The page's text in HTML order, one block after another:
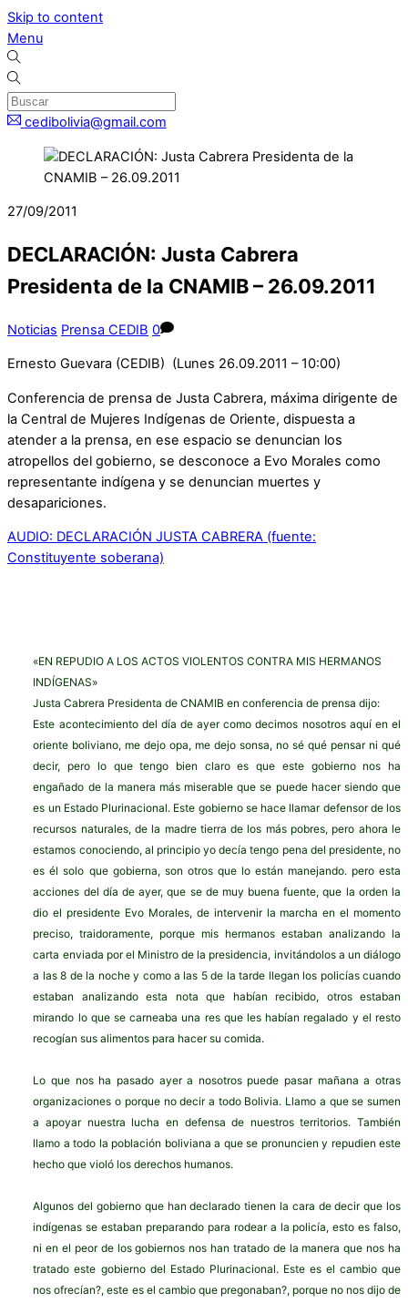
Skip to content
Menu
cedibolivia@gmail.com
27/09/2011
DECLARACIÓN: Justa Cabrera
Presidenta de la CNAMIB – 26.09.2011
Noticias Prensa CEDIB 0
Ernesto Guevara (CEDIB) (Lunes 26.09.2011 – 10:00)
Conferencia de prensa de Justa Cabrera, máxima dirigente de
la Central de Mujeres Indígenas de Oriente, dispuesta a
atender a la prensa, en ese espacio se denuncian los
atropellos del gobierno, se desconoce a Evo Morales como
representante indígena y se denuncian muertes y
desapariciones.
AUDIO: DECLARACIÓN JUSTA CABRERA (fuente:
Constituyente soberana)
«EN REPUDIO A LOS ACTOS VIOLENTOS CONTRA MIS HERMANOS
INDÍGENAS»
Justa Cabrera Presidenta de CNAMIB en conferencia de prensa dijo:
Este acontecimiento del día de ayer como decimos nosotros aquí en el
oriente boliviano, me dejo opa, me dejo sonsa, no sé qué pensar ni qué
decir, pero lo que tengo bien claro es que este gobierno nos ha
engañado de la manera más miserable que se puede hacer siendo que
es un Estado Plurinacional. Este gobierno se hace llamar defensor de los
recursos naturales, de la madre tierra de los más pobres, pero ahora le
estamos conociendo, al principio yo decía tengo pena del presidente, no
es él solo que gobierna, son otros que lo están manejando. pero esta
acciones del día de ayer, que se de muy buena fuente, que la orden la
dio el presidente Evo Morales, de intervenir la marcha en el momento
preciso, traidoramente, porque mis hermanos estaban analizando la
carta enviada por el Ministro de la presidencia, invitándolos a un diálogo
a las 8 de la noche y como a las 5 de la tarde llegan los policías cuando
estaban analizando esta nota que habían recibido, otros estaban
mirando lo que se carneaba una res que les habían regalado y el resto
recogían sus alimentos para hacer su comida.
Lo que nos ha pasado ayer a nosotros puede pasar mañana a otras
organizaciones o porque no decir a todo Bolivia. Llamo a que se sumen
a apoyar nuestra lucha en defensa de nuestros territorios. También
llamo a todo la población boliviana a que se pronuncien y repudien este
hecho que violó los derechos humanos.
Algunos del gobierno que han declarado tienen la cara de decir que los
indígenas se estaban preparando para rodear a la policía, esto es falso,
ni en el peor de los gobiernos nos han tratado de la manera que nos ha
tratado este gobierno del Estado Plurinacional. Este es el cambio que
nos ofrecían?, este es el cambio que pregonaban?, porque no nos dijo de